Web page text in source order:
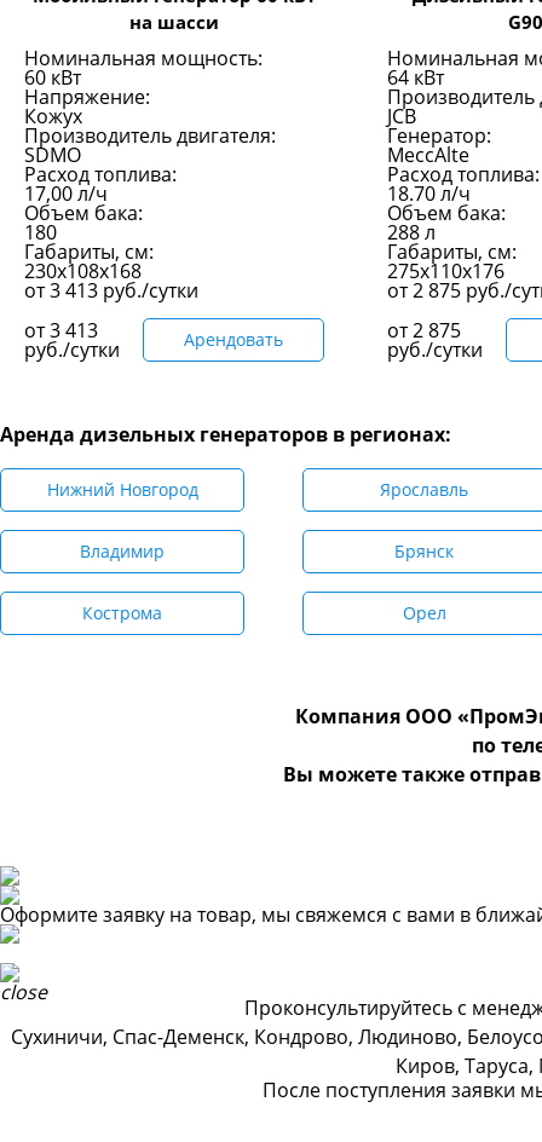
на шасси
Номинальная мощность:
60 кВт
Напряжение:
Кожух
Производитель двигателя:
SDMO
Расход топлива:
17,00 л/ч
Объем бака:
180
Габариты, см:
230х108х168
от3 413 руб./сутки
от3 413
руб./сутки Арендовать
Номинальная
64 кВт
Производитель
JCB
Генератор:
MeccAlte
Расход топлива:
18.70 л/ч
Объем бака:
288 л
Габариты, см:
275x110x176
от2 875 руб./
от2 875
руб./сутки
Аренда дизельных генераторов в регионах:
Нижний Новгород Ярославль
Владимир Брянск
Кострома Орел
Компания ООО
по
Вы можете также
Оформите заявку на товар, мы свяжемся с вами в
Проконсультируйтесь с
Сухиничи, Спас-Деменск, Кондрово, Людиново,
Киров,
После поступления заявки